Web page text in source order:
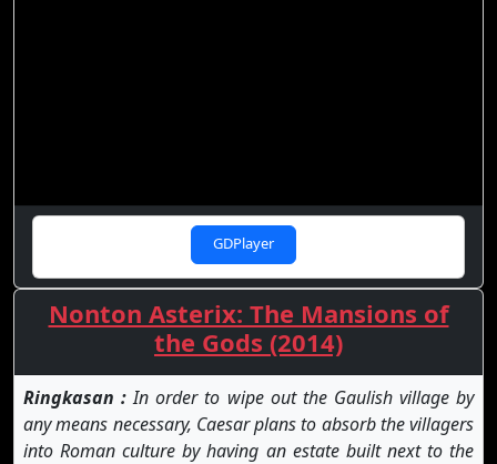
GDPlayer
Nonton Asterix: The Mansions of
the Gods (2014)
Ringkasan : In order to wipe out the Gaulish village by
any means necessary, Caesar plans to absorb the villagers
into Roman culture by having an estate built next to the